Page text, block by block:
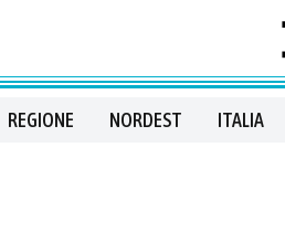
REGIONE NORDEST ITALIA